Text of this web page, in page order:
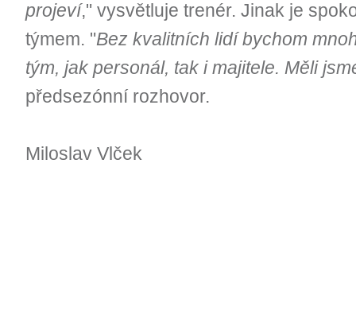
projeví," vysvětluje trenér. Jinak je
týmem. "Bez kvalitních lidí bychom
tým, jak personál, tak i majitele. Měli
předsezónní rozhovor.
Miloslav Vlček